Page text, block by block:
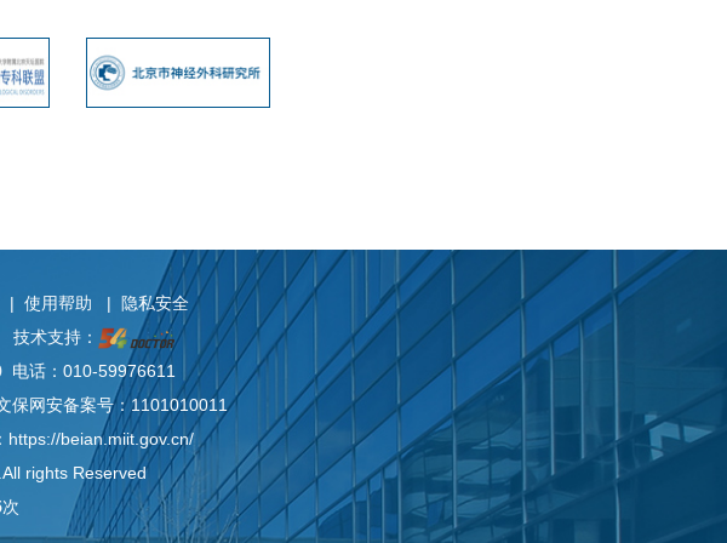
| 使用帮助 |
隐私安全
技术支持：
电话：010-59976611
保网安备案号：1101010011
https://beian.miit.gov.cn/
rights Reserved
次